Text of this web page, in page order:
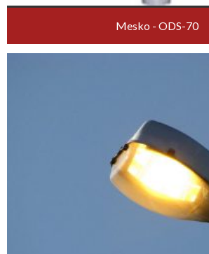
Mesko - ODS-70